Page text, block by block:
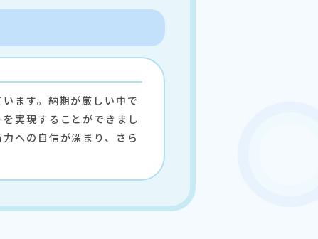
ます。納期が厳しい中で
実現することができまし
への自信が深まり、さら